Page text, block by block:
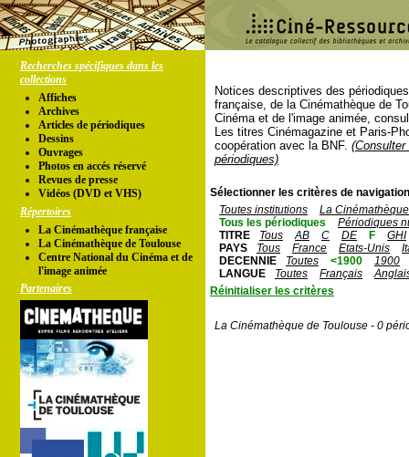
Recherches spécifiques dans les
collections
Affiches
Archives
Articles de périodiques
Dessins
Ouvrages
Photos en accés réservé
Revues de presse
Vidéos (DVD et VHS)
Répertoires
La Cinémathèque française
La Cinémathèque de Toulouse
Centre National du Cinéma et de
l'image animée
Partenaires
Notices descriptives des
française, de la Cinémathèque de
Cinéma et de l'image animée,
Les titres Cinémagazine et Paris-
coopération avec la BNF.
périodiques)
Sélectionner les critères de
Toutes institutions
La
Tous les périodiques
Périodiques
TITRE
Tous AB C DE F
GHI
PAYS
Tous France Etats-Unis
DECENNIE
Toutes <1900
1900
LANGUE
Toutes Français
Réinitialiser les critères
La Cinémathèque de Toulouse - 0